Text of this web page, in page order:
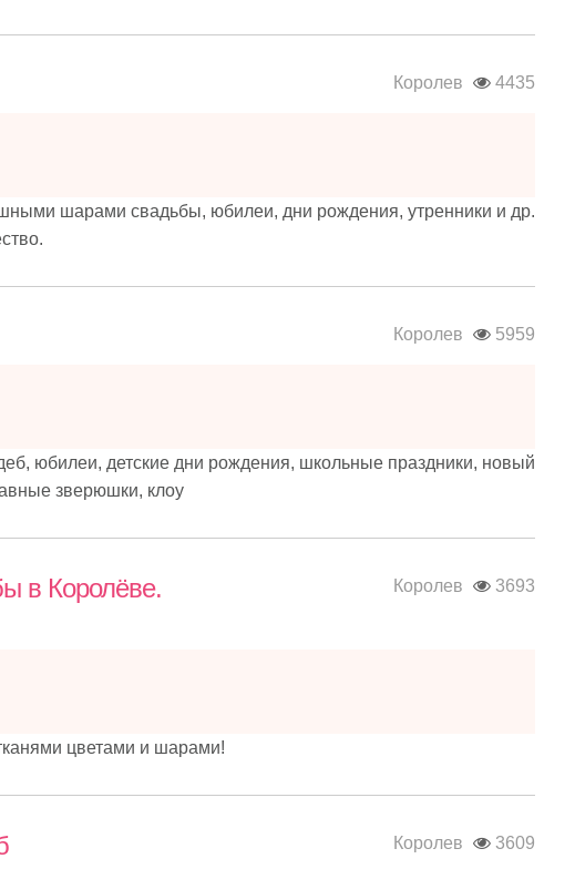
Королев 4435
шарами свадьбы, юбилеи, дни рождения, утренники и др.
Королев 5959
юбилеи, детские дни рождения, школьные праздники, новый
зверюшки, клоу
Королев 3693
в Королёве.
цветами и шарами!
Королев 3609